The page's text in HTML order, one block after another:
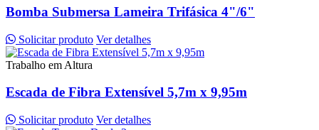
Bomba Submersa Lameira Trifásica 4"/6"
Solicitar produto Ver detalhes
Trabalho em Altura
Escada de Fibra Extensível 5,7m x 9,95m
Solicitar produto Ver detalhes